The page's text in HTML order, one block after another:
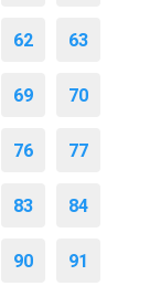
62 63
69 70
76 77
83 84
90 91